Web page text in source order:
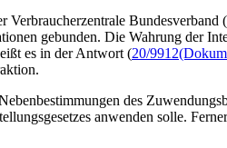
gebunden. Die Wahrung der
es in der Antwort (20/9912
des
anwenden solle.